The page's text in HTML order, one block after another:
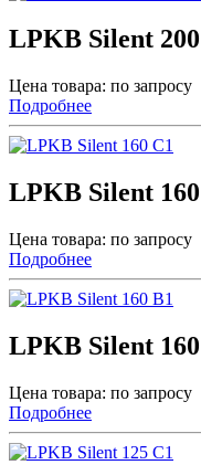
LPKB Silent
Цена товара: по запросу
Подробнее
LPKB Silent
Цена товара: по запросу
Подробнее
LPKB Silent
Цена товара: по запросу
Подробнее